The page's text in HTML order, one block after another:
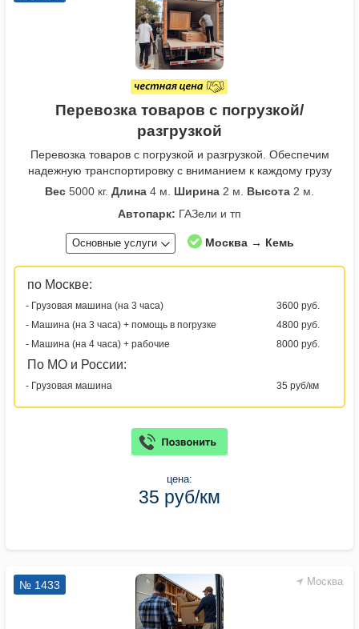
Перевозка товаров с погрузкой/
разгрузкой
Перевозка товаров с погрузкой и разгрузкой. Обеспечим
надежную транспортировку с вниманием к каждому грузу
Вес 5000 кг. Длина 4 м. Ширина 2 м. Высота 2 м.
Автопарк: ГАЗели и тп
Основные услуги Москва → Кемь
по Москве:
- Грузовая машина (на 3 часа)
3600 руб.
- Машина (на 3 часа) + помощь в погрузке
4800 руб.
- Машина (на 4 часа) + рабочие
8000 руб.
По МО и России:
- Грузовая машина 35 руб/км
цена:
35 руб/км
Москва
№ 1433